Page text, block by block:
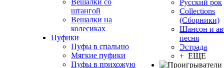
Вешалки со
штангой
Вешалки на
колесиках
Пуфики
Пуфы в спальню
Мягкие пуфики
Пуфы в прихожую
Русский рок
Сollections
(Сборники)
Шансон и
песня
Эстрада
+ ЕЩЕ